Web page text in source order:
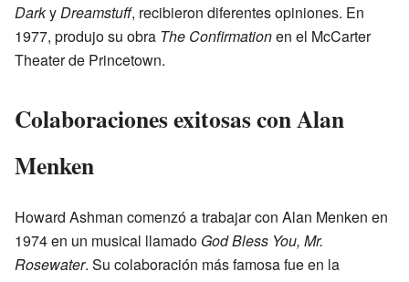
DarkyDreamstuff, recibieron diferentes opiniones. En
1977, produjo su obra The Confirmationen el McCarter
Theater de Princetown.
Colaboraciones exitosas con Alan
Menken
Howard Ashman comenzó a trabajar con Alan Menken en
1974 en un musical llamado God Bless You, Mr.
Rosewater. Su colaboración más famosa fue en la